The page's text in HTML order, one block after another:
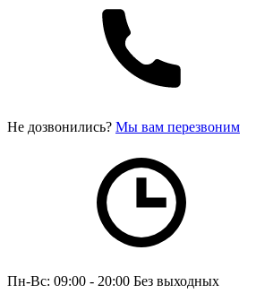
Не дозвонились? Мы вам перезвоним
Пн-Вс: 09:00 - 20:00 Без выходных